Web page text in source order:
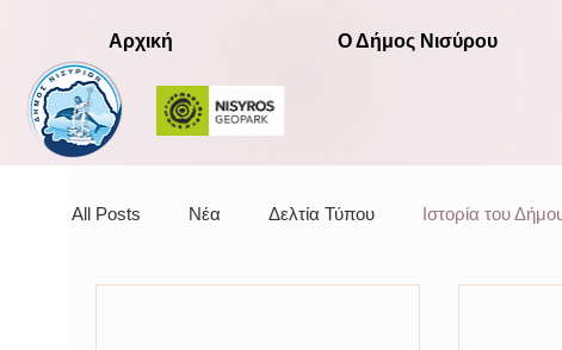
Αρχική Ο Δήμος Νισύρου
All Posts Νέα Δελτία Τύπου Ιστορία του